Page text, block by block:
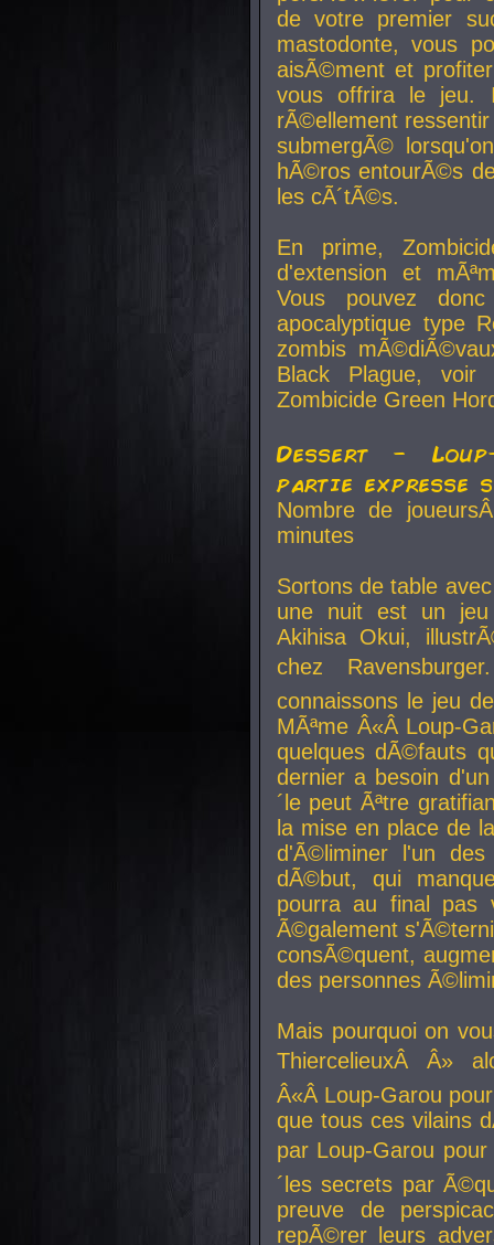
de votre premier
mastodonte, vous
aisÃ©ment et
vous offrira le jeu.
rÃ©ellement
submergÃ©
hÃ©ros entourÃ©s
les cÃ´tÃ©s.
En prime,
d'extension et
Vous pouvez
apocalyptique type
zombis
Black Plague,
Zombicide Green
Dessert -
partie expresse
Nombre de
minutes
Sortons de table
une nuit est un
Akihisa Okui,
chez
connaissons le jeu
MÃªme Â«Â Loup-
quelques dÃ©fauts
dernier a besoin
´le peut Ãªtre
la mise en place de
d'Ã©liminer l'un
dÃ©but, qui
pourra au final pas
Ã©galement
consÃ©quent,
des personnes
Mais pourquoi on
ThiercelieuxÂ Â»
Â«Â Loup-Garou
que tous ces vilains
par Loup-Garou
´les secrets par
preuve de
repÃ©rer leurs